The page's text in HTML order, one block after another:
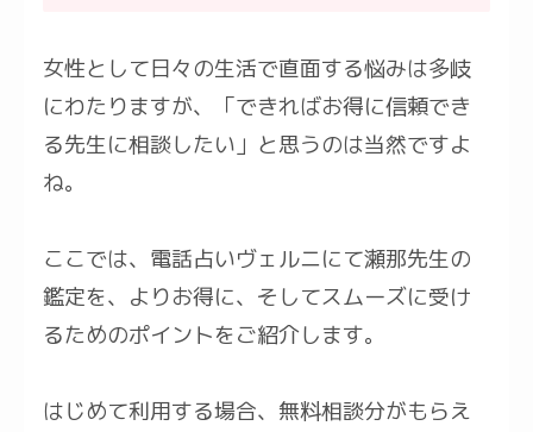
女性として日々の生活で直面する悩みは多岐
にわたりますが、「できればお得に信頼でき
る先生に相談したい」と思うのは当然ですよ
ね。
ここでは、電話占いヴェルニにて瀬那先生の
鑑定を、よりお得に、そしてスムーズに受け
るためのポイントをご紹介します。
はじめて利用する場合、無料相談分がもらえ